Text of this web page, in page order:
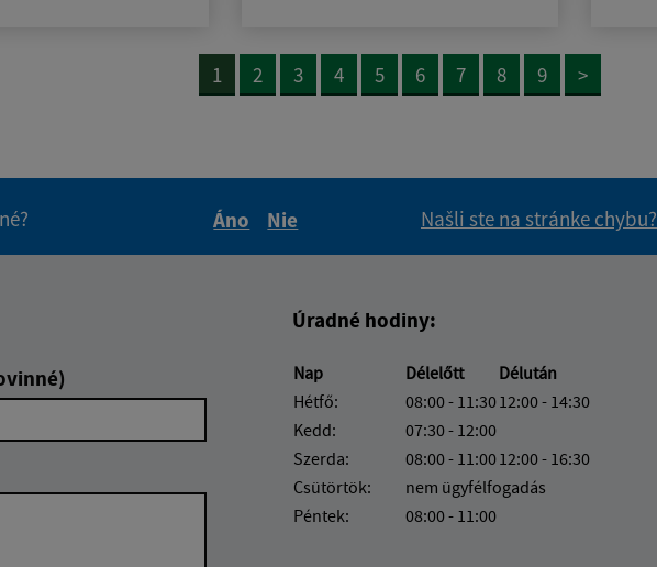
1 2 3 4 5 6 7 8 9 >
Áno
Nie
Našli ste na stránke chybu?
Úradné hodiny:
Nap Délelőtt
Délután
Hétfő:
08:00 - 11:3012:00 - 14:30
Kedd:
07:30 - 12:00
Szerda:
08:00 - 11:0012:00 - 16:30
Csütörtök:
nem ügyfélfogadás
Péntek:
08:00 - 11:00